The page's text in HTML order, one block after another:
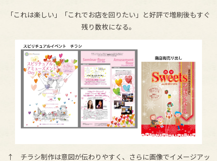
「これは楽しい」「これでお店を回りたい」と好評で増刷後もすぐ
残り数枚になる。
↑ チラシ制作は意図が伝わりやすく、さらに画像でイメージアッ